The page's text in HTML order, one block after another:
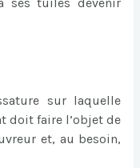
ses tuiles devenir
sur laquelle
doit faire l’objet de
et, au besoin,